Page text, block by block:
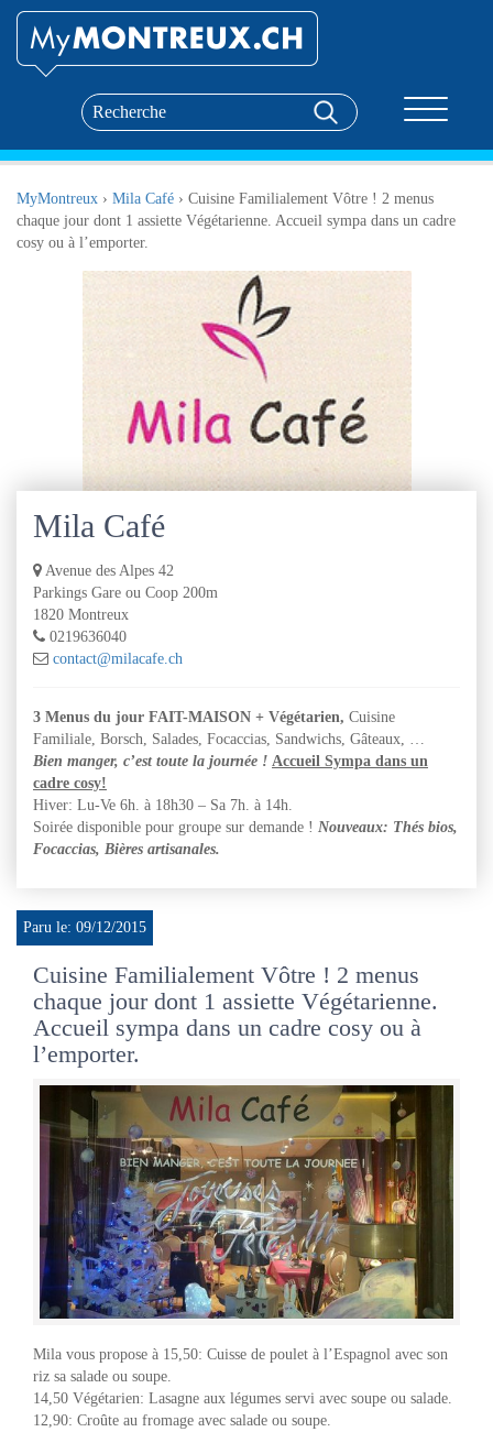
MyMontreux › Mila Café › Cuisine Familialement Vôtre ! 2 menus
chaque jour dont 1 assiette Végétarienne. Accueil sympa dans un cadre
cosy ou à l’emporter.
Mila Café
Avenue des Alpes 42
Parkings Gare ou Coop 200m
1820 Montreux
0219636040
contact@milacafe.ch
3 Menus du jour FAIT-MAISON + Végétarien, Cuisine
Familiale, Borsch, Salades, Focaccias, Sandwichs, Gâteaux, …
Bien manger, c’est toute la journée ! Accueil Sympa dans un
cadre cosy!
Hiver: Lu-Ve 6h. à 18h30 – Sa 7h. à 14h.
Soirée disponible pour groupe sur demande ! Nouveaux: Thés bios,
Focaccias, Bières artisanales.
Paru le: 09/12/2015
Cuisine Familialement Vôtre ! 2 menus
chaque jour dont 1 assiette Végétarienne.
Accueil sympa dans un cadre cosy ou à
l’emporter.
Mila vous propose à 15,50: Cuisse de poulet à l’Espagnol avec son
riz sa salade ou soupe.
14,50 Végétarien: Lasagne aux légumes servi avec soupe ou salade.
12,90: Croûte au fromage avec salade ou soupe.